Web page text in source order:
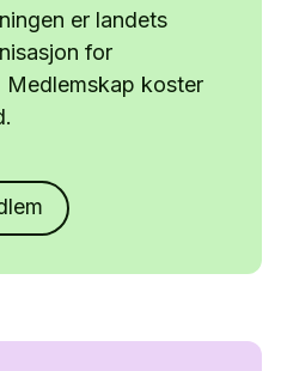
er landets
for
Medlemskap koster